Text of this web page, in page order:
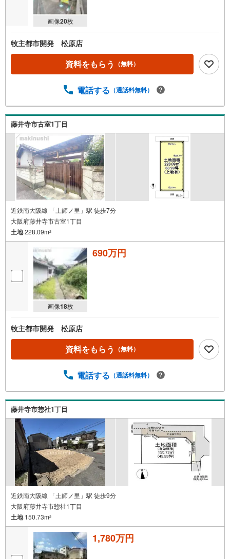
画像20枚
牧主都市開発 松原店
資料をもらう （無料）
電話する （通話料無料）
藤井寺市古室1丁目
近鉄南大阪線 「土師ノ里」駅 徒歩7分
大阪府藤井寺市古室1丁目
土地228.09m2
画像18枚
690万円
牧主都市開発 松原店
資料をもらう （無料）
電話する （通話料無料）
藤井寺市惣社1丁目
近鉄南大阪線 「土師ノ里」駅 徒歩9分
大阪府藤井寺市惣社1丁目
土地150.73m2
1,780万円